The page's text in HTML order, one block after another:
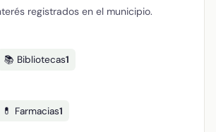
registrados en el municipio.
📚 Bibliotecas1
💊 Farmacias1